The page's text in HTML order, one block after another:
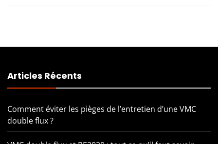
Articles Récents
Comment éviter les pièges de l’entretien d’une VMC
double flux ?